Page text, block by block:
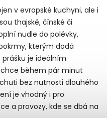
v evropské kuchyni, ale i
thajské, čínské či
nudle do polévky,
kterým dodá
je ideálním
během pár minut
bez nutnosti dlouhého
je vhodný i pro
a provozy, kde se dbá na